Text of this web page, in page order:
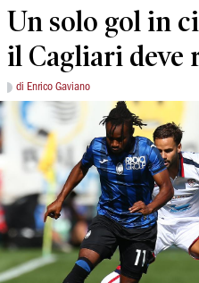
Un solo gol in
il Cagliari deve
di Enrico Gaviano